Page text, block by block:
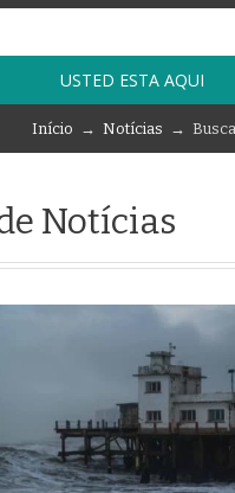
USTED ESTA AQUI
Início → Notícias → Busca
Notícias